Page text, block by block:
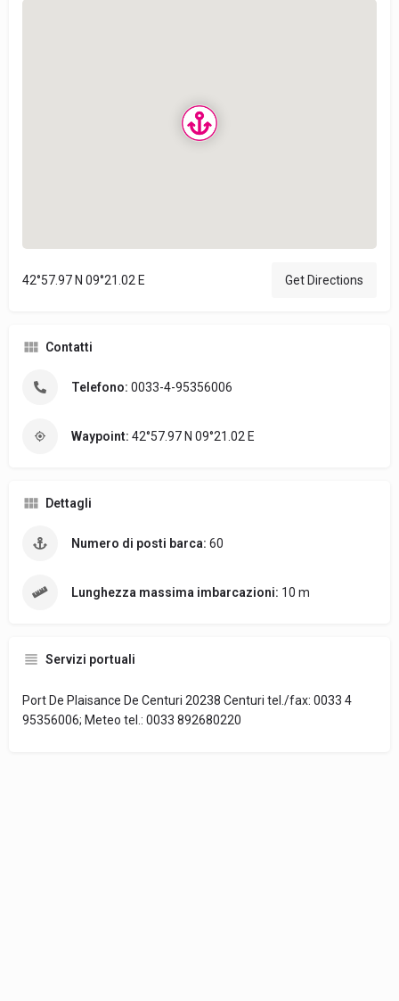
42°57.97 N 09°21.02 E Get Directions
Contatti
Telefono: 0033-4-95356006
Waypoint: 42°57.97 N 09°21.02 E
Dettagli
Numero di posti barca: 60
Lunghezza massima imbarcazioni: 10 m
Servizi portuali
Port De Plaisance De Centuri 20238 Centuri tel./fax: 0033 4
95356006; Meteo tel.: 0033 892680220